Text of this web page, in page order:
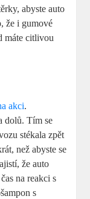
abyste auto
že i gumové
máte citlivou
akci.
dolů. Tím se
stékala zpět
než abyste se
že auto
na reakci s
s